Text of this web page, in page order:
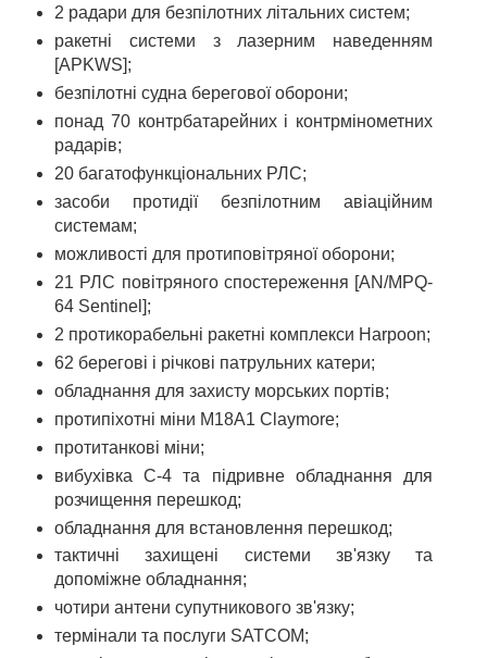
2 радари для безпілотних літальних систем;
ракетні системи з лазерним наведенням
[APKWS];
безпілотні судна берегової оборони;
понад 70 контрбатарейних і контрмінометних
радарів;
20 багатофункціональних РЛС;
засоби протидії безпілотним авіаційним
системам;
можливості для протиповітряної оборони;
21 РЛС повітряного спостереження [AN/MPQ-
64 Sentinel];
2 протикорабельні ракетні комплекси Harpoon;
62 берегові і річкові патрульних катери;
обладнання для захисту морських портів;
протипіхотні міни M18A1 Claymore;
протитанкові міни;
вибухівка С-4 та підривне обладнання для
розчищення перешкод;
обладнання для встановлення перешкод;
тактичні захищені системи зв'язку та
допоміжне обладнання;
чотири антени супутникового зв'язку;
термінали та послуги SATCOM;